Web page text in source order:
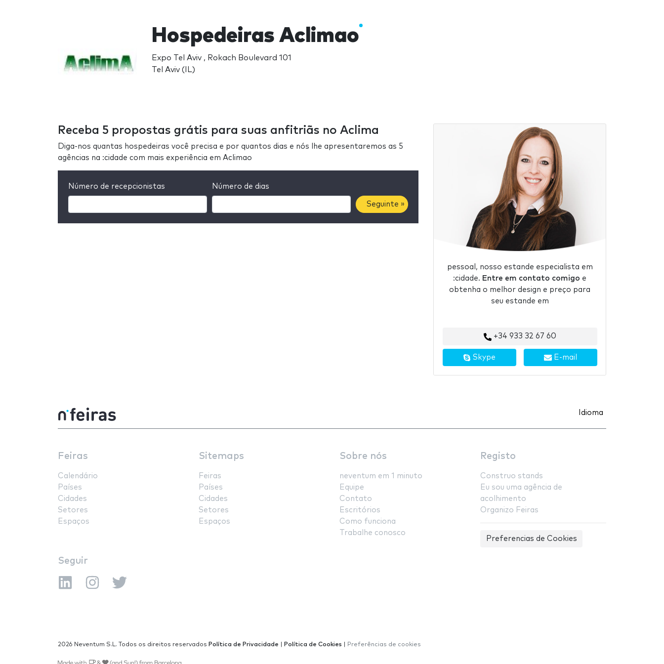
Hospedeiras Aclimao
Expo Tel Aviv , Rokach Boulevard 101
Tel Aviv (IL)
Receba 5 propostas grátis para suas anfitriãs no Aclima
Diga-nos quantas hospedeiras você precisa e por quantos dias e nós lhe apresentaremos as 5
agências na :cidade com mais experiência em Aclimao
Número de recepcionistas Número de dias
Seguinte »
pessoal, nosso estande especialista em
:cidade. Entre em contato comigo e
obtenha o melhor design e preço para
seu estande em
+34 933 32 67 60
Skype E-mail
Idioma
Feiras
Calendário
Países
Cidades
Setores
Espaços
Sitemaps
Feiras
Países
Cidades
Setores
Espaços
Sobre nós
neventum em 1 minuto
Equipe
Contato
Escritórios
Como funciona
Trabalhe conosco
Registo
Construo stands
Eu sou uma agência de
acolhimento
Organizo Feiras
Preferencias de Cookies
Seguir
2026 Neventum S.L. Todos os direitos reservados Política de Privacidade Política de Cookies Preferências de cookies